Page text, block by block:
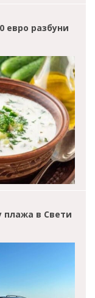
евро разбуни
плажа в Свети